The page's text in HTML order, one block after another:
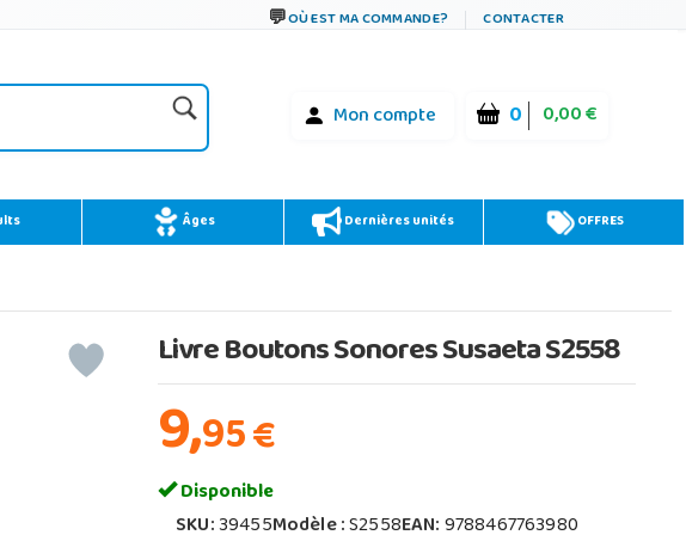
OÙ EST MA COMMANDE? CONTACTER
Mon compte 0 0,00 €
Âges Dernières unités OFFRES
Livre Boutons Sonores Susaeta S2558
9,95€
Disponible
SKU:39455Modèle :S2558EAN:9788467763980